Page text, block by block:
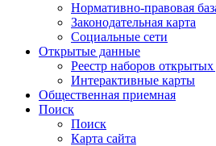
Нормативно-правовая
Законодательная карта
Социальные сети
Открытые данные
Реестр наборов
Интерактивные карты
Общественная приемная
Поиск
Поиск
Карта сайта